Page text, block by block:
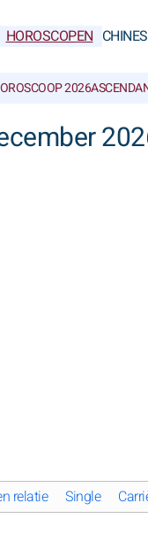
HOROSCOPEN
2026
relatie Single